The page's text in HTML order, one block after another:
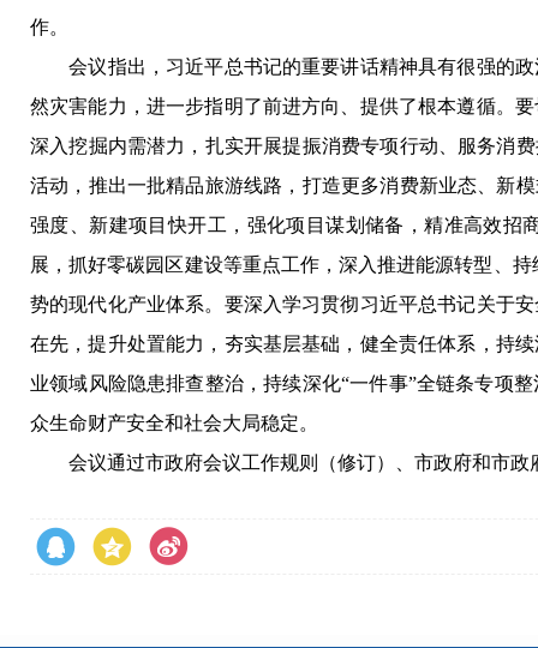
作。
会议指出，习近平总书记的重要讲话精神具有很强的政
然灾害能力，进一步指明了前进方向、提供了根本遵循。
深入挖掘内需潜力，扎实开展提振消费专项行动、服务消
活动，推出一批精品旅游线路，打造更多消费新业态、新
强度、新建项目快开工，强化项目谋划储备，精准高效招
展，抓好零碳园区建设等重点工作，深入推进能源转型、
势的现代化产业体系。要深入学习贯彻习近平总书记关于
在先，提升处置能力，夯实基层基础，健全责任体系，持
业领域风险隐患排查整治，持续深化“一件事”全链条专项
众生命财产安全和社会大局稳定。
会议通过市政府会议工作规则（修订）、市政府和市政